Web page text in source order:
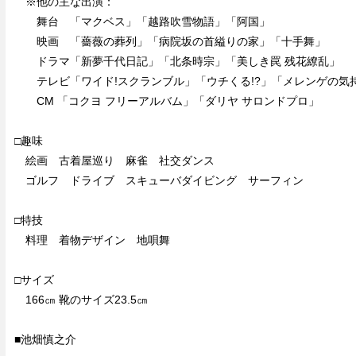
舞台 「マクベス」「越路吹雪物語」「阿国」
映画 「薔薇の葬列」「病院坂の首縊りの家」「十手舞」
ドラマ「新夢千代日記」「北条時宗」「美しき罠 残花繚乱」
テレビ「ワイド!スクランブル」「ウチくる!?」「メレンゲの気
CM 「コクヨ フリーアルバム」「ダリヤ サロンドプロ」
□趣味
絵画 古着屋巡り 麻雀 社交ダンス
ゴルフ ドライブ スキューバダイビング サーフィン
□特技
料理 着物デザイン 地唄舞
□サイズ
166㎝ 靴のサイズ23.5㎝
■池畑慎之介